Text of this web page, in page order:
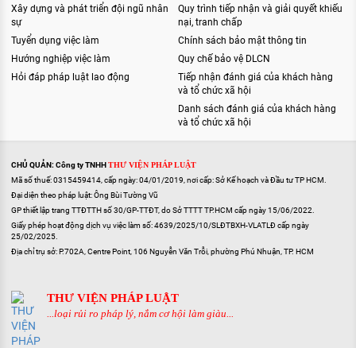
Xây dựng và phát triển đội ngũ nhân
sự
Tuyển dụng việc làm
Hướng nghiệp việc làm
Hỏi đáp pháp luật lao động
Quy trình tiếp nhận và giải quyết khiếu
nại, tranh chấp
Chính sách bảo mật thông tin
Quy chế bảo vệ DLCN
Tiếp nhận đánh giá của khách hàng
và tổ chức xã hội
Danh sách đánh giá của khách hàng
và tổ chức xã hội
CHỦ QUẢN: Công ty TNHHTHƯ VIỆN PHÁP LUẬT
Mã số thuế: 0315459414, cấp ngày: 04/01/2019, nơi cấp: Sở Kế hoạch và Đầu tư TP HCM.
Đại diện theo pháp luật: Ông Bùi Tường Vũ
GP thiết lập trang TTĐTTH số 30/GP-TTĐT, do Sở TTTT TP.HCM cấp ngày 15/06/2022.
Giấy phép hoạt động dịch vụ việc làm số: 4639/2025/10/SLĐTBXH-VLATLĐ cấp ngày
25/02/2025.
Địa chỉ trụ sở: P.702A, Centre Point, 106 Nguyễn Văn Trỗi, phường Phú Nhuận, TP. HCM
THƯ VIỆN PHÁP LUẬT
...loại rủi ro pháp lý, nắm cơ hội làm giàu...